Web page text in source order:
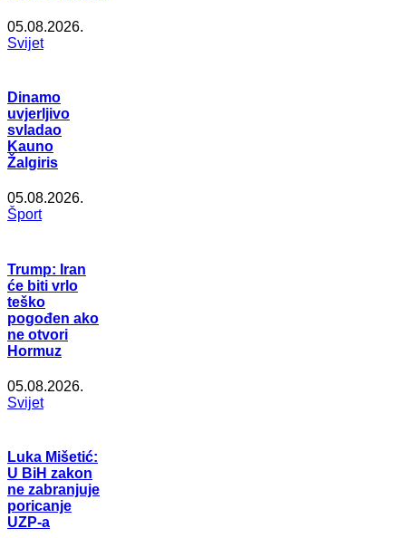
05.08.2026.
Svijet
Dinamo
uvjerljivo
svladao
Kauno
Žalgiris
05.08.2026.
Šport
Trump: Iran
će biti vrlo
teško
pogođen ako
ne otvori
Hormuz
05.08.2026.
Svijet
Luka Mišetić:
U BiH zakon
ne zabranjuje
poricanje
UZP-a